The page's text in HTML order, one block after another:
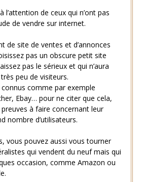
l’attention de ceux qui n’ont pas
de vendre sur internet.
de site de ventes et d’annonces
pas un obscure petit site
pas le sérieux et qui n’aura
peu de visiteurs.
comme par exemple
Ebay… pour ne citer que cela,
preuves à faire concernant leur
nombre d’utilisateurs.
vous pouvez aussi vous tourner
qui vendent du neuf mais qui
occasion, comme Amazon ou